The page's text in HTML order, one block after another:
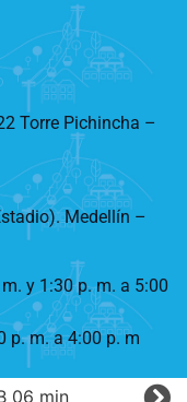
Torre Pichincha –
Medellín –
y 1:30 p. m. a 5:00
p. m. a 4:00 p. m